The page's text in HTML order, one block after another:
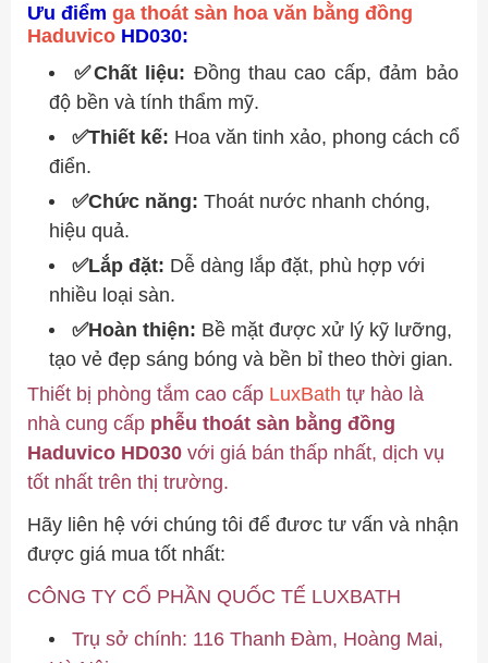
Ưu điểm ga thoát sàn hoa văn bằng đồng
Haduvico HD030:
✅Chất liệu: Đồng thau cao cấp, đảm bảo
độ bền và tính thẩm mỹ.
✅Thiết kế: Hoa văn tinh xảo, phong cách cổ
điển.
✅Chức năng: Thoát nước nhanh chóng,
hiệu quả.
✅Lắp đặt: Dễ dàng lắp đặt, phù hợp với
nhiều loại sàn.
✅Hoàn thiện: Bề mặt được xử lý kỹ lưỡng,
tạo vẻ đẹp sáng bóng và bền bỉ theo thời gian.
Thiết bị phòng tắm cao cấp LuxBath tự hào là
nhà cung cấp phễu thoát sàn bằng đồng
Haduvico HD030 với giá bán thấp nhất, dịch vụ
tốt nhất trên thị trường.
Hãy liên hệ với chúng tôi để đươc tư vấn và nhận
được giá mua tốt nhất:
CÔNG TY CỔ PHẦN QUỐC TẾ LUXBATH
Trụ sở chính: 116 Thanh Đàm, Hoàng Mai,